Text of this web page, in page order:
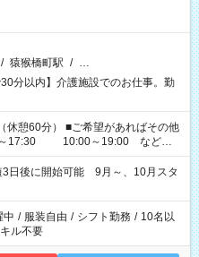
/ 猿猴橋町駅 / …
30分以内】介護施設でのお仕事。勤
望があればその他
～17:30 10:00～19:00 など
」 「できれば残業はしたくない」
お仕事をご紹介します！ ※Wワ
事で希望する勤務時間と、もう1つ
週40時間を超える場合は応募でき
日後に開始可能 9月～、10月スタ
中 / 服装自由 / シフト勤務 / 10名以
ル不要